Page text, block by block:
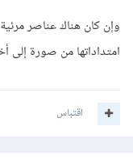
وإن كان هناك عناصر
امتداداتها من صورة إلى
اقتباس